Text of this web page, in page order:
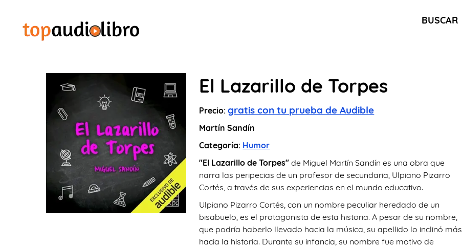
BUSCAR
El Lazarillo de Torpes
Precio:gratis con tu prueba de Audible
Martín Sandín
Categoría: Humor
"El Lazarillo de Torpes" de Miguel Martín Sandín es una obra que
narra las peripecias de un profesor de secundaria, Ulpiano Pizarro
Cortés, a través de sus experiencias en el mundo educativo.
Ulpiano Pizarro Cortés, con un nombre peculiar heredado de un
bisabuelo, es el protagonista de esta historia. A pesar de su nombre,
que podría haberlo llevado hacia la música, su apellido lo inclinó más
hacia la historia. Durante su infancia, su nombre fue motivo de